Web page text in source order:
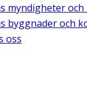
myndigheter
byggnader och
oss